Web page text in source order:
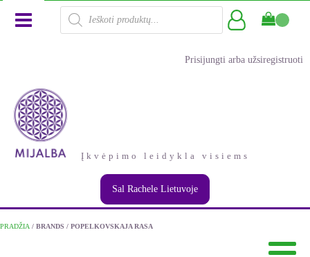
Products
search
Prisijungti arba užsiregistruoti
Įkvėpimo leidykla visiems
Sal Rachele Lietuvoje
PRADŽIA / BRANDS / POPELKOVSKAJA RASA